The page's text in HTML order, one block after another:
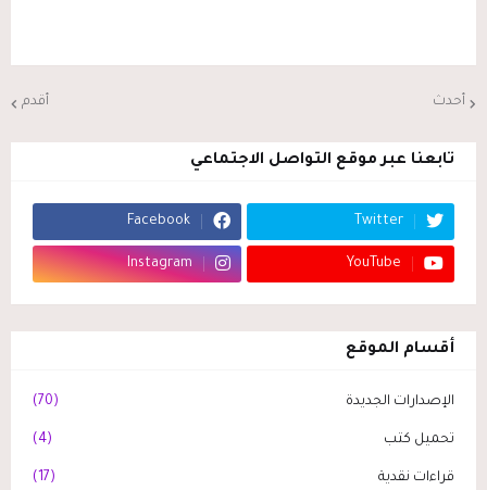
أحدث أقدم
تابعنا عبر موقع التواصل الاجتماعي
Twitter
Facebook
YouTube
Instagram
أقسام الموقع
الإصدارات الجديدة (70)
تحميل كتب (4)
قراءات نقدية (17)